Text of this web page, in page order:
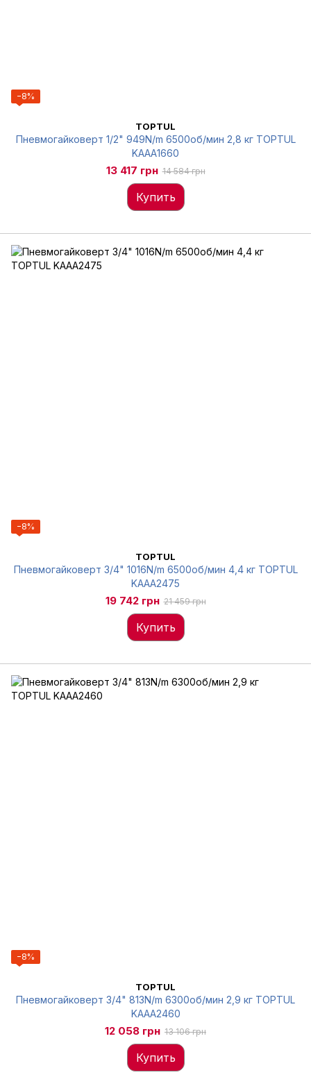
−8%
TOPTUL
Пневмогайковерт 1/2" 949N/m 6500об/мин 2,8 кг TOPTUL
KAAA1660
13 417 грн 14 584 грн
Купить
−8%
TOPTUL
Пневмогайковерт 3/4" 1016N/m 6500об/мин 4,4 кг TOPTUL
KAAA2475
19 742 грн 21 459 грн
Купить
−8%
TOPTUL
Пневмогайковерт 3/4" 813N/m 6300об/мин 2,9 кг TOPTUL
KAAA2460
12 058 грн 13 106 грн
Купить